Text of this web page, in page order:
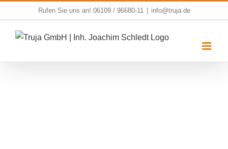
Inhalt
springen
Rufen Sie uns an! 06109 / 96680-11 info@truja.de